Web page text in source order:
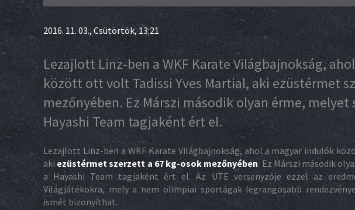
2016. 11. 03., Csütörtök, 13:21
Lezajlott Linz-ben a WKF Karate Világbajnokság,
között ott volt Tadissi Yves Martial, aki ezüstérmet
mezőnyében. Ez Márszi második olyan érme,
Hayashi Team tagjaként ért el.
Lezajlott Linz-ben a WKF Karate Világbajnokság, ahol a magyar indulók
aki ezüstérmet szerzett a 67 kg-osok mezőnyében. Ez Márszi második
a Hayashi Team tagjaként ért el. Az UTE versenyzője ezzel az
Világjátékokra, mely a nem olimpiai sportágak legrangosabb
ismét bizonyíthat.